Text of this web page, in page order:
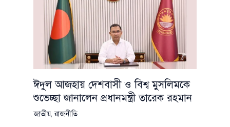
ঈদুল আজহায় দেশবাসী ও বিশ্ব মুসলিমকে
শুভেচ্ছা জানালেন প্রধানমন্ত্রী তারেক রহমান
জাতীয়,রাজনীতি